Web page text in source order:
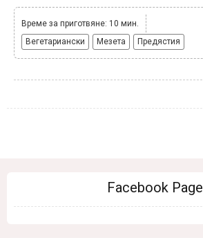
Време за приготвяне: 10 мин.
Вегетариански
Мезета Предястия
Facebook Page